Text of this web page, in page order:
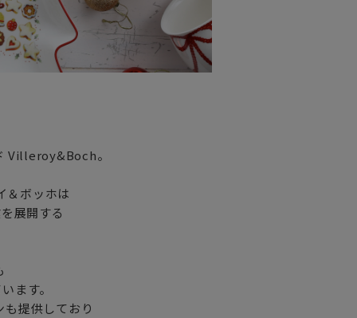
くために手洗いをおすすめしており
Villeroy&Boch。
＆ボッホは
展開する
ます。
提供しており